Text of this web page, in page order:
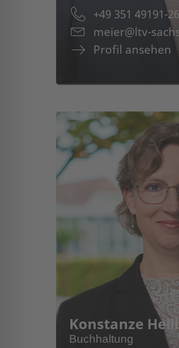
+49 351 49191-
meier@ltv-
Profil ansehen
Konstanze
Buchhaltung